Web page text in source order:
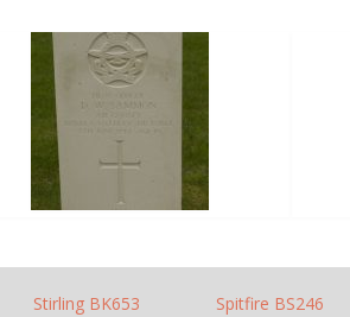
Stirling BK653 Spitfire BS246